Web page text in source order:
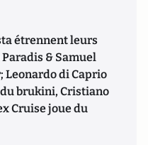
étrennent leurs
& Samuel
di Caprio
brukini, Cristiano
Cruise joue du